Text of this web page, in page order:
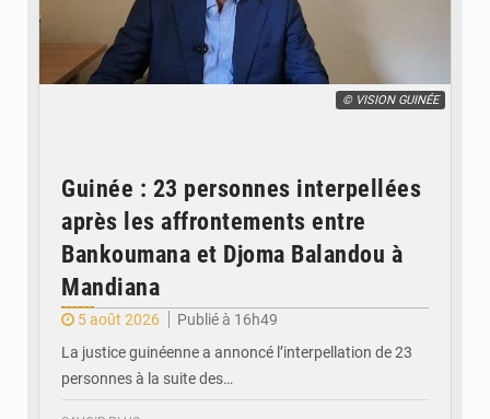
© VISION GUINÉE
Guinée : 23 personnes interpellées
après les affrontements entre
Bankoumana et Djoma Balandou à
Mandiana
5 août 2026
Publié à 16h49
La justice guinéenne a annoncé l’interpellation de 23
personnes à la suite des…